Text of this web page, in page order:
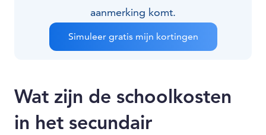
aanmerking komt.
Simuleer gratis mijn kortingen
Wat zijn de schoolkosten
in het secundair